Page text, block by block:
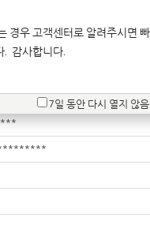
경우 고객센터로 알려주시면
. 감사합니다.
7일 동안 다시 열지 않음